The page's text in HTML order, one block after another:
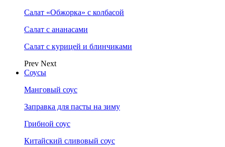
Салат «Обжорка» с колбасой
Салат с ананасами
Салат с курицей и блинчиками
Prev Next
Соусы
Манговый соус
Заправка для пасты на зиму
Грибной соус
Китайский сливовый соус